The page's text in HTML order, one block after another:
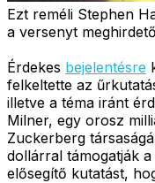
Ezt reméli Stephen
a versenyt
Érdekes bejelentésre
felkeltette az
illetve a téma iránt
Milner, egy orosz
Zuckerberg
dollárral támogatják
elősegítő kutatást,